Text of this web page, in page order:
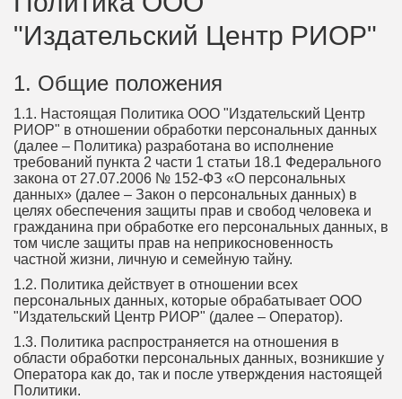
"Издательский Центр РИОР"
1. Общие положения
1.1. Настоящая Политика ООО "Издательский Центр
РИОР" в отношении обработки персональных данных
(далее – Политика) разработана во исполнение
требований пункта 2 части 1 статьи 18.1 Федерального
закона от 27.07.2006 № 152-ФЗ «О персональных
данных» (далее – Закон о персональных данных) в
целях обеспечения защиты прав и свобод человека и
гражданина при обработке его персональных данных, в
том числе защиты прав на неприкосновенность
частной жизни, личную и семейную тайну.
1.2. Политика действует в отношении всех
персональных данных, которые обрабатывает ООО
"Издательский Центр РИОР" (далее – Оператор).
1.3. Политика распространяется на отношения в
области обработки персональных данных, возникшие у
Оператора как до, так и после утверждения настоящей
Политики.